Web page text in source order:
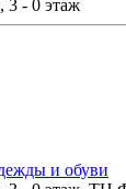
3 - 0 этаж
и обуви